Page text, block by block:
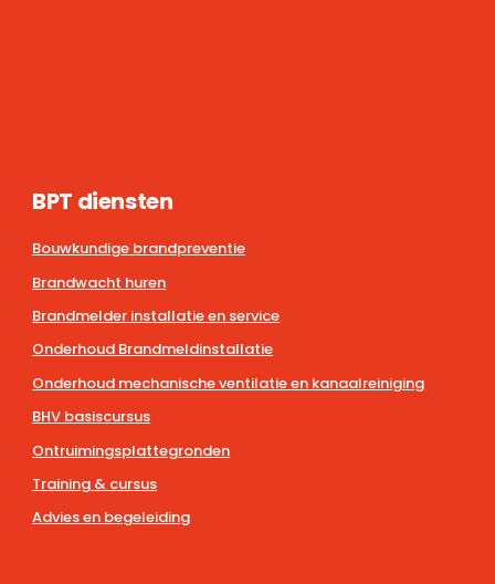
BPT diensten
Bouwkundige brandpreventie
Brandwacht huren
Brandmelder installatie en service
Onderhoud Brandmeldinstallatie
Onderhoud mechanische ventilatie en kanaalreiniging
BHV basiscursus
Ontruimingsplattegronden
Training & cursus
Advies en begeleiding